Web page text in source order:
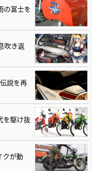
の富士を
吹き返
説を再
を駆け抜
クが動